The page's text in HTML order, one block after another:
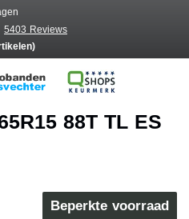
5403 Reviews
88T TL ES
Beperkte voorraad